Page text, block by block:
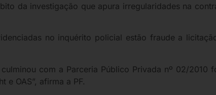
da investigação que apura irregularidades na
no inquérito policial estão fraude a
com a Parceria Público Privada nº 02/2010
e OAS”, afirma a PF.